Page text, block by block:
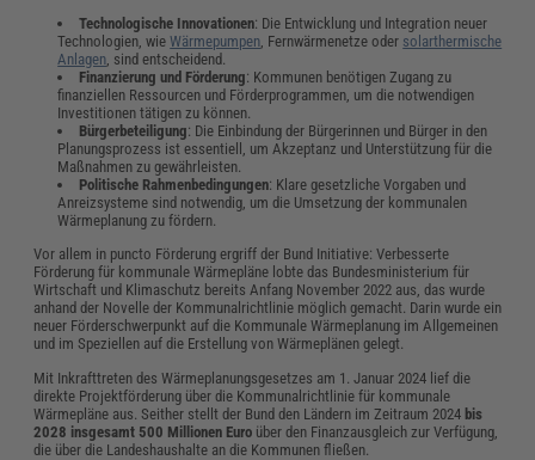
Technologische Innovationen: Die Entwicklung und Integration neuer
Technologien, wieWärmepumpen , Fernwärmenetze oder solarthermische
Anlagen , sind entscheidend.
Finanzierung und Förderung: Kommunen benötigen Zugang zu
finanziellen Ressourcen und Förderprogrammen, um die notwendigen
Investitionen tätigen zu können.
Bürgerbeteiligung: Die Einbindung der Bürgerinnen und Bürger in den
Planungsprozess ist essentiell, um Akzeptanz und Unterstützung für die
Maßnahmen zu gewährleisten.
Politische Rahmenbedingungen: Klare gesetzliche Vorgaben und
Anreizsysteme sind notwendig, um die Umsetzung der kommunalen
Wärmeplanung zu fördern.
Vor allem in puncto Förderung ergriff der Bund Initiative: Verbesserte
Förderung für kommunale Wärmepläne lobte das Bundesministerium für
Wirtschaft und Klimaschutz bereits Anfang November 2022 aus, das wurde
anhand der Novelle der Kommunalrichtlinie möglich gemacht. Darin wurde ein
neuer Förderschwerpunkt auf die Kommunale Wärmeplanung im Allgemeinen
und im Speziellen auf die Erstellung von Wärmeplänen gelegt.
Mit Inkrafttreten des Wärmeplanungsgesetzes am 1. Januar 2024 lief die
direkte Projektförderung über die Kommunalrichtlinie für kommunale
Wärmepläne aus. Seither stellt der Bund den Ländern im Zeitraum 2024 bis
2028 insgesamt 500 Millionen Euro über den Finanzausgleich zur Verfügung,
die über die Landeshaushalte an die Kommunen fließen.